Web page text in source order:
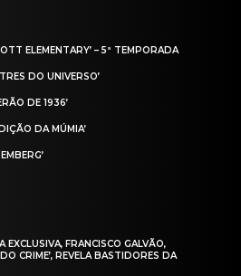
ELEMENTARY’ – 5ª TEMPORADA
DO UNIVERSO’
DE 1936’
DA MÚMIA’
FRANCISCO GALVÃO,
CRIME’, REVELA BASTIDORES DA